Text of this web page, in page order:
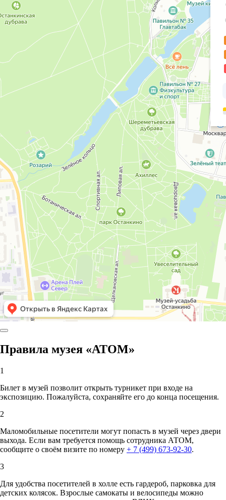
Правила музея «АТОМ»
1
Билет в музей позволит открыть турникет при входе на
экспозицию. Пожалуйста, сохраняйте его до конца посещения.
2
Маломобильные посетители могут попасть в музей через двери
выхода. Если вам требуется помощь сотрудника АТОМ,
сообщите о своём визите по номеру + 7 (499) 673-92-30.
3
Для удобства посетителей в холле есть гардероб, парковка для
детских колясок. Взрослые самокаты и велосипеды можно